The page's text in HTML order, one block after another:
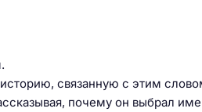
связанную с этим
почему он выбрал